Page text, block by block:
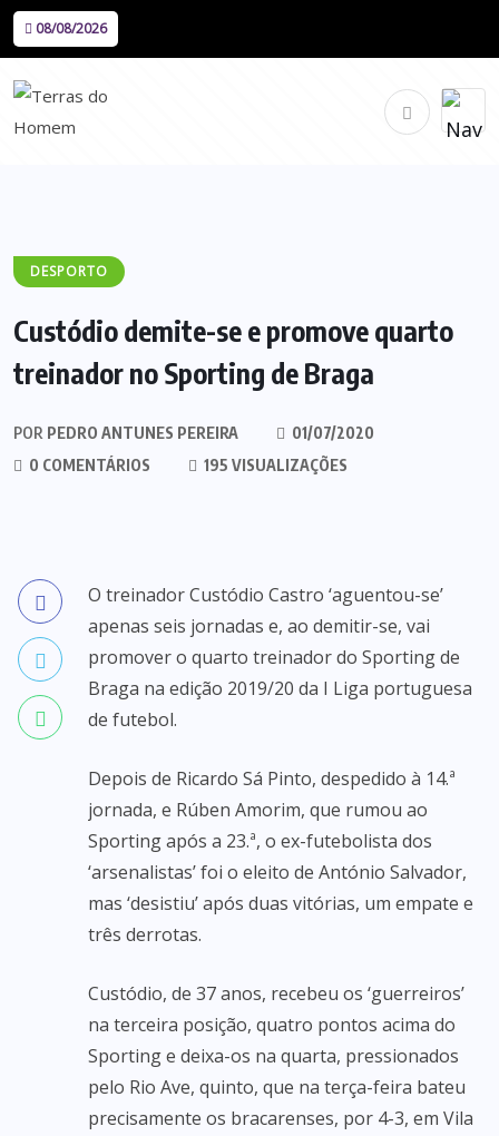
08/08/2026
DESPORTO
Custódio demite-se e promove quarto
treinador no Sporting de Braga
POR PEDRO ANTUNES PEREIRA
01/07/2020
0 COMENTÁRIOS
195 VISUALIZAÇÕES
O treinador Custódio Castro ‘aguentou-se’
apenas seis jornadas e, ao demitir-se, vai
promover o quarto treinador do Sporting de
Braga na edição 2019/20 da I Liga portuguesa
de futebol.
Depois de Ricardo Sá Pinto, despedido à 14.ª
jornada, e Rúben Amorim, que rumou ao
Sporting após a 23.ª, o ex-futebolista dos
‘arsenalistas’ foi o eleito de António Salvador,
mas ‘desistiu’ após duas vitórias, um empate e
três derrotas.
Custódio, de 37 anos, recebeu os ‘guerreiros’
na terceira posição, quatro pontos acima do
Sporting e deixa-os na quarta, pressionados
pelo Rio Ave, quinto, que na terça-feira bateu
precisamente os bracarenses, por 4-3, em Vila